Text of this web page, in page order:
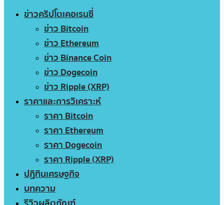
ข่าวคริปโตเคอเรนซี่
ข่าว Bitcoin
ข่าว Ethereum
ข่าว Binance Coin
ข่าว Dogecoin
ข่าว Ripple (XRP)
ราคาและการวิเคราะห์
ราคา Bitcoin
ราคา Ethereum
ราคา Dogecoin
ราคา Ripple (XRP)
ปฏิทินเศรษฐกิจ
บทความ